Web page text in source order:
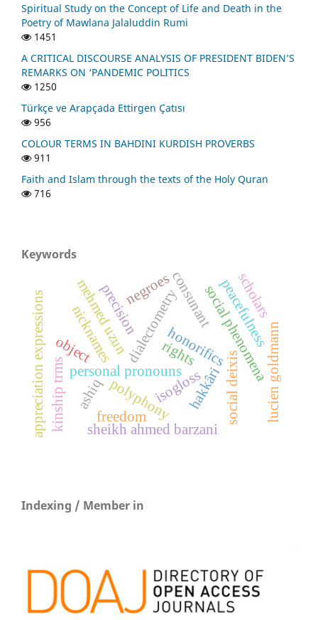
Spiritual Study on the Concept of Life and Death in the
Poetry of Mawlana Jalaluddin Rumi
1451
A CRITICAL DISCOURSE ANALYSIS OF PRESIDENT BIDEN’S
REMARKS ON ‘PANDEMIC POLITICS
1250
Türkçe ve Arapçada Ettirgen Çatısı
956
COLOUR TERMS IN BAHDINI KURDISH PROVERBS
911
Faith and Islam through the texts of the Holy Quran
716
Keywords
hakkâri
dialectometry
mehmed uzun
polyphony
personal pronouns
kinship trms
nicknames honorifics
appreciation expressions social deixis
social phenomena
ashiq lucien goldmann
consunant
precision
sheikh ahmed barzani
isogloss
peacefulness
negroes
freedom
rights
object
scholars
Indexing / Member in